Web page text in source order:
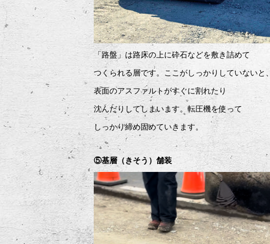
「路盤」は路床の上に砕石などを敷き詰めて
つくられる層です。ここがしっかりしていないと、
表面のアスファルトがすぐに割れたり
沈んだりしてしまいます。転圧機を使って
しっかり締め固めていきます。
⑤基層（きそう）舗装